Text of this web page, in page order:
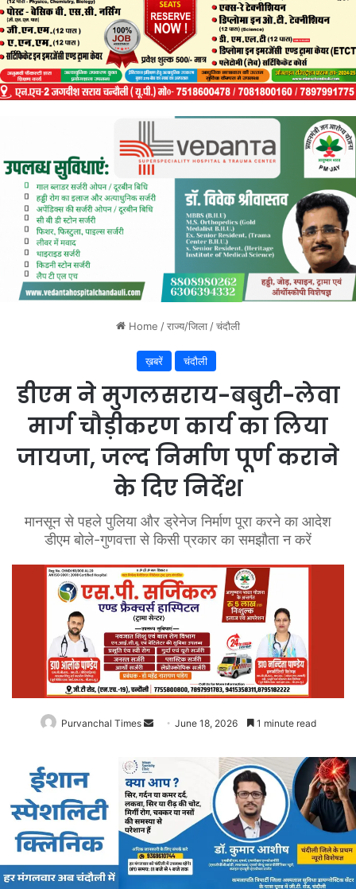
Home /राज्य/जिला/चंदौली
ख़बरें चंदौली
डीएम ने मुगलसराय-बबुरी-लेवा
मार्ग चौड़ीकरण कार्य का लिया
जायजा, जल्द निर्माण पूर्ण कराने
के दिए निर्देश
मानसून से पहले पुलिया और ड्रेनेज निर्माण पूरा करने का आदेश
डीएम बोले-गुणवत्ता से किसी प्रकार का समझौता न करें
Purvanchal Times
SendJune 18, 2026 1 minute read